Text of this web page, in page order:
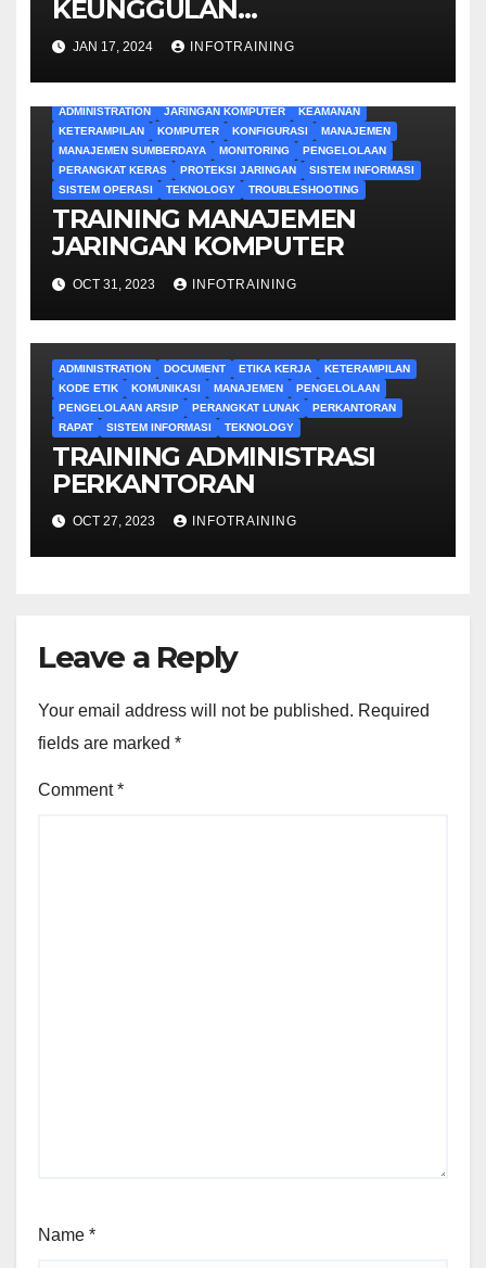
KEUNGGULAN
ADMINISTRATIF
JAN 17, 2024 INFOTRAINING
ADMINISTRATION JARINGAN KOMPUTER
KEAMANAN
KETERAMPILAN
KOMPUTER KONFIGURASI
MANAJEMEN
MANAJEMEN SUMBERDAYA
MONITORING
PENGELOLAAN
PERANGKAT KERAS
PROTEKSI JARINGAN
SISTEM INFORMASI
SISTEM OPERASI
TEKNOLOGY TROUBLESHOOTING
TRAINING MANAJEMEN
JARINGAN KOMPUTER
OCT 31, 2023 INFOTRAINING
ADMINISTRATION DOCUMENT ETIKA KERJA
KETERAMPILAN
KODE ETIK
KOMUNIKASI MANAJEMEN
PENGELOLAAN
PENGELOLAAN ARSIP
PERANGKAT LUNAK
PERKANTORAN
RAPAT
SISTEM INFORMASI TEKNOLOGY
TRAINING ADMINISTRASI
PERKANTORAN
OCT 27, 2023 INFOTRAINING
Leave a Reply
Your email address will not be published. Required
fields are marked *
Comment*
Name *